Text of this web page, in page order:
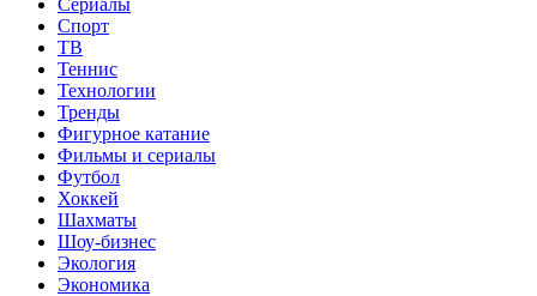
Спорт
ТВ
Теннис
Технологии
Тренды
Фигурное катание
Фильмы и сериалы
Футбол
Хоккей
Шахматы
Шоу-бизнес
Экология
Экономика